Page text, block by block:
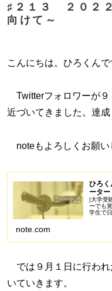
♯２１３ ２０２
向けて～
こんにちは。ひろくんで
Twitterフォロワーが９
近づいてきました。達成
noteもよろしくお願い
ひろく
ータ
|大学受
ーでも
学生で
note.com
では９月１日に行われ
いていきます。